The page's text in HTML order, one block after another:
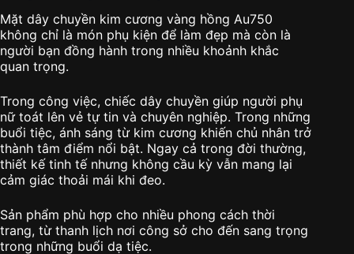
Mặt dây chuyền kim cương vàng hồng Au750
không chỉ là món phụ kiện để làm đẹp mà còn là
người bạn đồng hành trong nhiều khoảnh khắc
quan trọng.
Trong công việc, chiếc dây chuyền giúp người phụ
nữ toát lên vẻ tự tin và chuyên nghiệp. Trong những
buổi tiệc, ánh sáng từ kim cương khiến chủ nhân trở
thành tâm điểm nổi bật. Ngay cả trong đời thường,
thiết kế tinh tế nhưng không cầu kỳ vẫn mang lại
cảm giác thoải mái khi đeo.
Sản phẩm phù hợp cho nhiều phong cách thời
trang, từ thanh lịch nơi công sở cho đến sang trọng
trong những buổi dạ tiệc.